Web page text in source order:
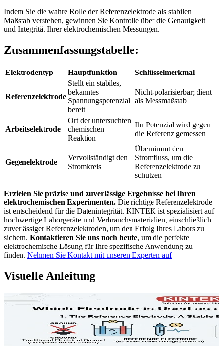
Indem Sie die wahre Rolle der Referenzelektrode als stabilen
Maßstab verstehen, gewinnen Sie Kontrolle über die Genauigkeit
und Integrität Ihrer elektrochemischen Messungen.
Zusammenfassungstabelle:
Elektrodentyp Hauptfunktion Schlüsselmerkmal
Referenzelektrode
Stellt ein stabiles,
bekanntes
Spannungspotenzial
bereit
Nicht-polarisierbar; dient
als Messmaßstab
Arbeitselektrode
Ort der untersuchten
chemischen
Reaktion
Ihr Potenzial wird gegen
die Referenz gemessen
Gegenelektrode
Vervollständigt den
Stromkreis
Übernimmt den
Stromfluss, um die
Referenzelektrode zu
schützen
Erzielen Sie präzise und zuverlässige Ergebnisse bei Ihren
elektrochemischen Experimenten. Die richtige Referenzelektrode
ist entscheidend für die Datenintegrität. KINTEK ist spezialisiert auf
hochwertige Laborgeräte und Verbrauchsmaterialien, einschließlich
zuverlässiger Referenzelektroden, um den Erfolg Ihres Labors zu
sichern. Kontaktieren Sie uns noch heute, um die perfekte
elektrochemische Lösung für Ihre spezifische Anwendung zu
finden. Nehmen Sie Kontakt mit unseren Experten auf
Visuelle Anleitung